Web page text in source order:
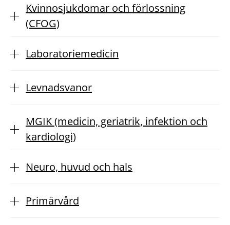
Kvinnosjukdomar och förlossning
(CFOG)
Laboratoriemedicin
Levnadsvanor
MGIK (medicin, geriatrik, infektion och
kardiologi)
Neuro, huvud och hals
Primärvård